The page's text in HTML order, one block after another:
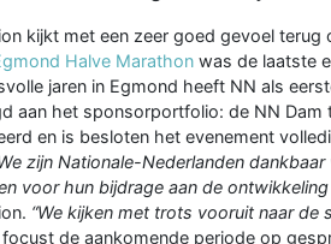
kijkt met een zeer goed gevoel
Halve Marathon was de laatste
jaren in Egmond heeft NN als
aan het sponsorportfolio: de NN
en is besloten het evenement
zijn Nationale-Nederlanden
voor hun bijdrage aan de ontwikkeling
“We kijken met trots vooruit naar
de aankomende periode op